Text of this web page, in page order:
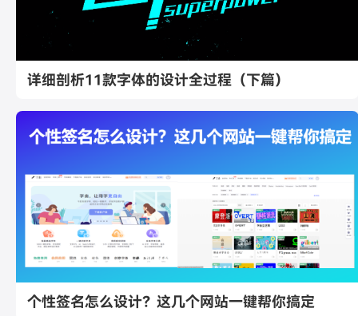
详细剖析11款字体的设计全过程（下篇）
个性签名怎么设计？这几个网站一键帮你搞定